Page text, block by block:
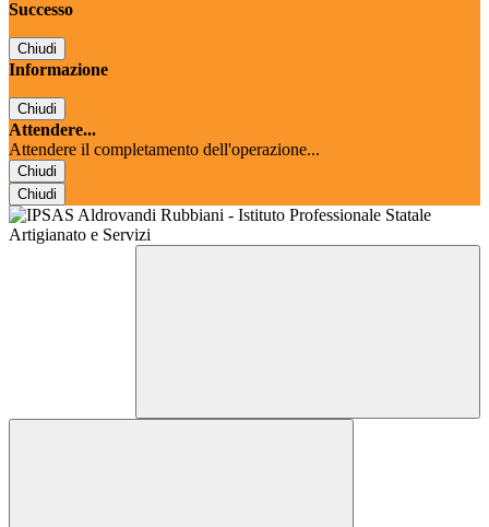
Successo
Chiudi
Informazione
Chiudi
Attendere...
Attendere il completamento dell'operazione...
Chiudi
Chiudi